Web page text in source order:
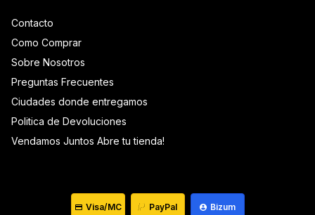
Contacto
Como Comprar
Sobre Nosotros
Preguntas Frecuentes
Ciudades donde entregamos
Politica de Devoluciones
Vendamos Juntos Abre tu tienda!
Visa/MC PayPal Bizum